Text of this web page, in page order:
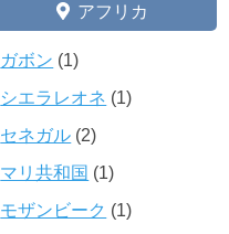
アフリカ
ガボン (1)
シエラレオネ (1)
セネガル (2)
マリ共和国 (1)
モザンビーク (1)